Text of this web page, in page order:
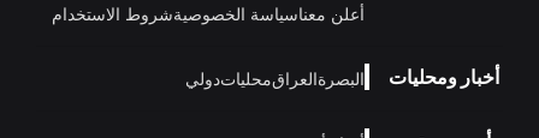
أعلن معناسياسة الخصوصيةشروط الاستخدام
أخبار ومحليات البصرةالعراقمحلياتدولي